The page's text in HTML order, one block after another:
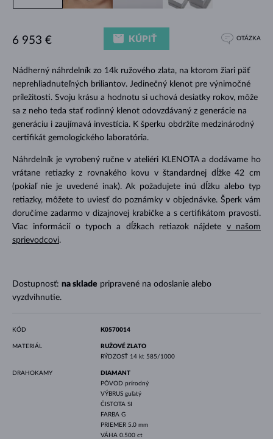
Nádherný náhrdelník zo 14k ružového zlata, na ktorom žiari päť
neprehliadnuteľných briliantov. Jedinečný klenot pre výnimočné
príležitosti. Svoju krásu a hodnotu si uchová desiatky rokov, môže
sa z neho teda stať rodinný klenot odovzdávaný z generácie na
generáciu i zaujímavá investícia. K šperku obdržíte medzinárodný
certifikát gemologického laboratória.
Náhrdelník je vyrobený ručne v ateliéri KLENOTA a dodávame ho
vrátane retiazky z rovnakého kovu v štandardnej dĺžke 42 cm
(pokiaľ nie je uvedené inak). Ak požadujete inú dĺžku alebo typ
retiazky, môžete to uviesť do poznámky v objednávke. Šperk vám
doručíme zadarmo v dizajnovej krabičke a s certifikátom pravosti.
Viac informácií o typoch a dĺžkach retiazok nájdete v našom
sprievodcovi.
Dostupnosť: na sklade pripravené na odoslanie alebo
vyzdvihnutie.
6 953 € KÚPIŤ OTÁZKA
KÓD K0570014
MATERIÁL
RUŽOVÉ ZLATO
RÝDZOSŤ 14 kt 585/1000
DRAHOKAMY
DIAMANT
PÔVOD prírodný
VÝBRUS guľatý
ČISTOTA SI
FARBA G
PRIEMER 5.0 mm
VÁHA 0.500 ct